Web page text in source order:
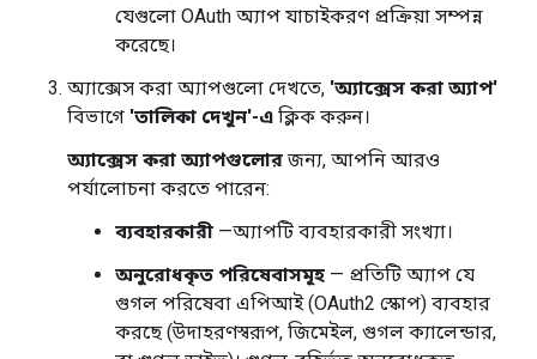
যেগুলো OAuth অ্যাপ যাচাইকরণ প্রক্রিয়া সম্পন্ন
করেছে।
অ্যাক্সেস করা অ্যাপগুলো দেখতে, 'অ্যাক্সেস করা অ্যাপ'
বিভাগে 'তালিকা দেখুন'-এ ক্লিক করুন।
অ্যাক্সেস করা অ্যাপগুলোরজন্য, আপনি আরও
পর্যালোচনা করতে পারেন:
ব্যবহারকারী —অ্যাপটি ব্যবহারকারী সংখ্যা।
অনুরোধকৃত পরিষেবাসমূহ — প্রতিটি অ্যাপ যে
গুগল পরিষেবা এপিআই (OAuth2 স্কোপ) ব্যবহার
করছে (উদাহরণস্বরূপ, জিমেইল, গুগল ক্যালেন্ডার,